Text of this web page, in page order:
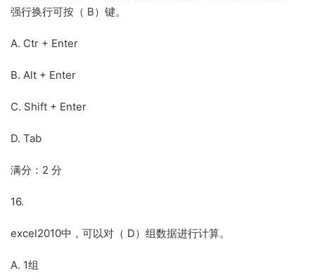
强行换行可按（ B）键。
A. Ctr + Enter
B. Alt + Enter
C. Shift + Enter
D. Tab
满分：2 分
16.
excel2010中，可以对（ D）组数据进行计算。
A. 1组